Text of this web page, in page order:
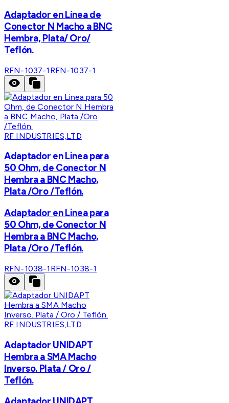
Adaptador en Línea de
Conector N Macho a BNC
Hembra, Plata/ Oro/
Teflón.
RFN-1037-1 RFN-1037-1
RF INDUSTRIES,LTD
Adaptador en Linea para
50 Ohm, de Conector N
Hembra a BNC Macho,
Plata /Oro /Teflón.
Adaptador en Linea para
50 Ohm, de Conector N
Hembra a BNC Macho,
Plata /Oro /Teflón.
RFN-1038-1 RFN-1038-1
RF INDUSTRIES,LTD
Adaptador UNIDAPT
Hembra a SMA Macho
Inverso. Plata / Oro /
Teflón.